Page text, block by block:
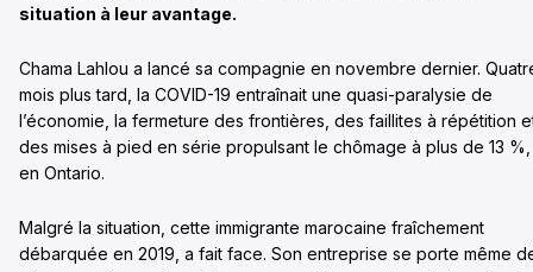
situation à leur avantage.
Chama Lahlou a lancé sa compagnie en novembre dernier.
mois plus tard, la COVID-19 entraînait une quasi-paralysie de
l’économie, la fermeture des frontières, des faillites à répétition
des mises à pied en série propulsant le chômage à plus de 13 %,
en Ontario.
Malgré la situation, cette immigrante marocaine fraîchement
débarquée en 2019, a fait face. Son entreprise se porte même